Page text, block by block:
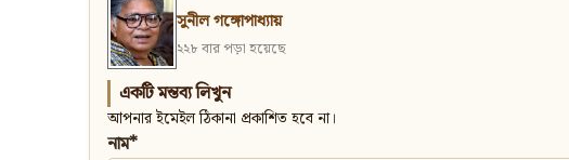
সুনীল গঙ্গোপাধ্যায়
২২৮ বার পড়া হয়েছে
একটি মন্তব্য লিখুন
আপনার ইমেইল ঠিকানা প্রকাশিত হবে না।
নাম*